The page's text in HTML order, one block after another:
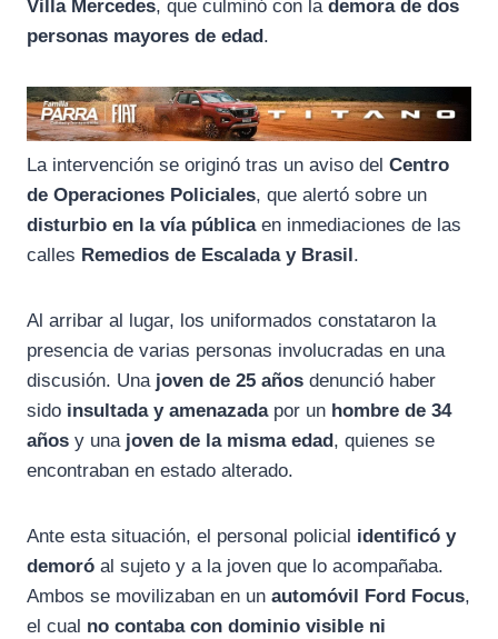
o
k
a
m
p
p
Villa Mercedes, que culminó con la demora de dos
personas mayores de edad.
La intervención se originó tras un aviso del Centro
de Operaciones Policiales, que alertó sobre un
disturbio en la vía públicaen inmediaciones de las
calles Remedios de Escalada y Brasil.
Al arribar al lugar, los uniformados constataron la
presencia de varias personas involucradas en una
discusión. Una joven de 25 años denunció haber
sido insultada y amenazadapor un hombre de 34
años y una joven de la misma edad, quienes se
encontraban en estado alterado.
Ante esta situación, el personal policial identificó y
demoró al sujeto y a la joven que lo acompañaba.
Ambos se movilizaban en un automóvil Ford Focus,
el cual no contaba con dominio visible ni